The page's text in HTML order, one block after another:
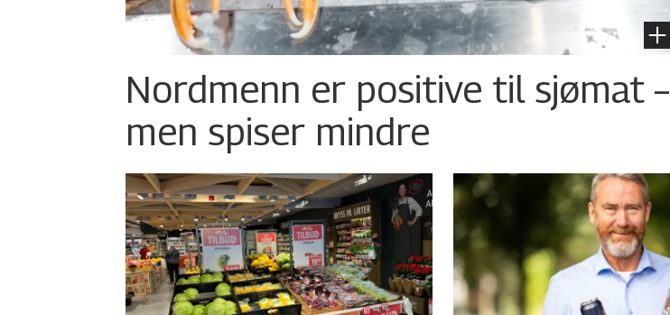
Nordmenn er positive til sjømat –
men spiser mindre